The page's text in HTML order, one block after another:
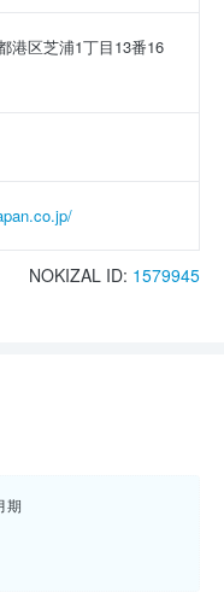
港区芝浦1丁目13番16
NOKIZAL ID: 1579945
期